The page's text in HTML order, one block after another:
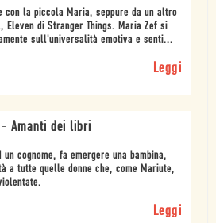
con la piccola Maria, seppure da un altro
Eleven di Stranger Things. Maria Zef si
sull'universalità emotiva e senti...
Leggi
- Amanti dei libri
cognome, fa emergere una bambina,
a tutte quelle donne che, come Mariute,
Leggi